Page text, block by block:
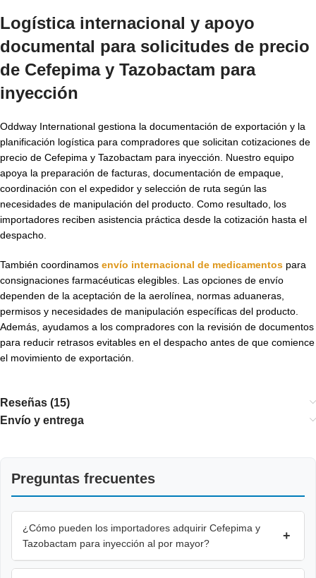
Logística internacional y apoyo
documental para solicitudes de precio
de Cefepima y Tazobactam para
inyección
Oddway International gestiona la documentación de exportación y la
planificación logística para compradores que solicitan cotizaciones de
precio de Cefepima y Tazobactam para inyección. Nuestro equipo
apoya la preparación de facturas, documentación de empaque,
coordinación con el expedidor y selección de ruta según las
necesidades de manipulación del producto. Como resultado, los
importadores reciben asistencia práctica desde la cotización hasta el
despacho.
También coordinamos envío internacional de medicamentos para
consignaciones farmacéuticas elegibles. Las opciones de envío
dependen de la aceptación de la aerolínea, normas aduaneras,
permisos y necesidades de manipulación específicas del producto.
Además, ayudamos a los compradores con la revisión de documentos
para reducir retrasos evitables en el despacho antes de que comience
el movimiento de exportación.
Reseñas (15)
Envío y entrega
Preguntas frecuentes
¿Cómo pueden los importadores adquirir Cefepima y
Tazobactam para inyección al por mayor?
+